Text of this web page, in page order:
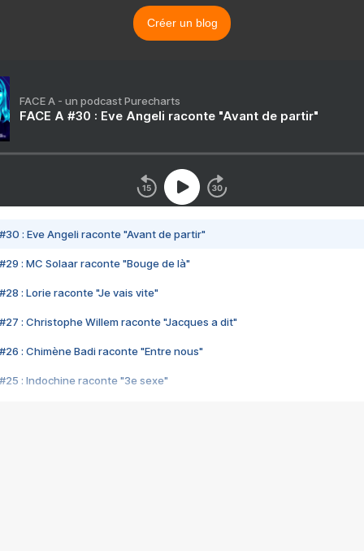
Créer un blog
FACE A - un podcast Purecharts
FACE A #30 : Eve Angeli raconte "Avant de partir"
#30 : Eve Angeli raconte "Avant de partir"
#29 : MC Solaar raconte "Bouge de là"
#28 : Lorie raconte "Je vais vite"
#27 : Christophe Willem raconte "Jacques a dit"
#26 : Chimène Badi raconte "Entre nous"
#25 : Indochine raconte "3e sexe"